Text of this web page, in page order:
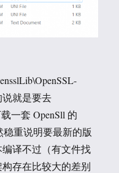
就是要去
载一套 OpenSll 的
稳重说明要最新的版
译不过（有文件找
存在比较大的差别